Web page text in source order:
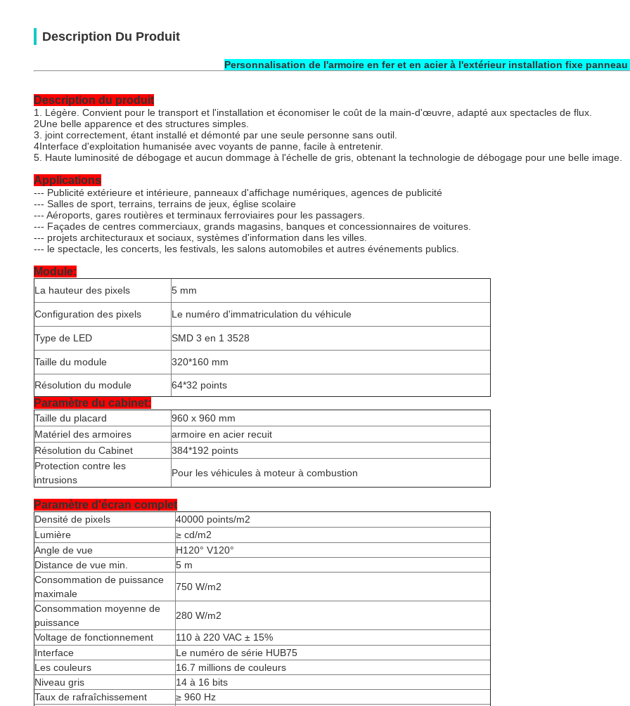
Description Du Produit
Personnalisation de l'armoire en fer et en acier à l'extérieur installation fixe
Description du produit
1. Légère. Convient pour le transport et l'installation et économiser le coût de la main-d'œuvre, adapté aux spectacles de flux.
2Une belle apparence et des structures simples.
3. joint correctement, étant installé et démonté par une seule personne sans outil.
4Interface d'exploitation humanisée avec voyants de panne, facile à entretenir.
5. Haute luminosité de débogage et aucun dommage à l'échelle de gris, obtenant la technologie de débogage pour une belle image.
Applications
--- Publicité extérieure et intérieure, panneaux d'affichage numériques, agences de publicité
--- Salles de sport, terrains, terrains de jeux, église scolaire
--- Aéroports, gares routières et terminaux ferroviaires pour les passagers.
--- Façades de centres commerciaux, grands magasins, banques et concessionnaires de voitures.
--- projets architecturaux et sociaux, systèmes d'information dans les villes.
--- le spectacle, les concerts, les festivals, les salons automobiles et autres événements publics.
Module:
La hauteur des pixels 5 mm
Configuration des pixels Le numéro d'immatriculation du véhicule
Type de LED SMD 3 en 1 3528
Taille du module 320*160 mm
Résolution du module 64*32 points
Paramètre du cabinet:
Taille du placard
960 x 960 mm
Matériel des armoires
armoire en acier recuit
Résolution du Cabinet
384*192 points
Protection contre les
intrusions
Pour les véhicules à moteur à combustion
Paramètre d'écran complet
Densité de pixels 40000 points/m2
Lumière
≥ cd/m2
Angle de vue
H120° V120°
Distance de vue min.
5 m
Consommation de puissance
maximale
750 W/m2
Consommation moyenne de
puissance
280 W/m2
Voltage de fonctionnement
110 à 220 VAC ± 15%
Interface
Le numéro de série HUB75
Les couleurs
16.7 millions de couleurs
Niveau gris
14 à 16 bits
Taux de rafraîchissement
≥ 960 Hz